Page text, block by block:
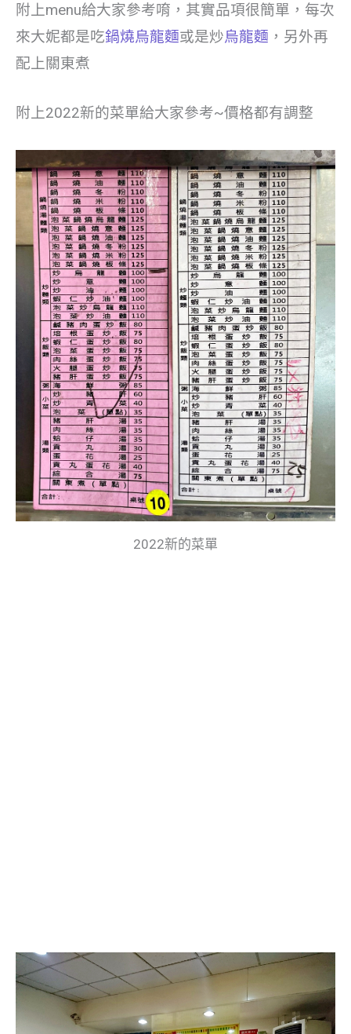
附上menu給大家參考唷，其實品項很簡單，每次
來大妮都是吃鍋燒烏龍麵或是炒烏龍麵 ，另外再
配上關東煮
附上2022新的菜單給大家參考~價格都有調整
2022新的菜單